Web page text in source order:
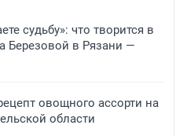
судьбу»: что творится в
Березовой в Рязани —
овощного ассорти на
области